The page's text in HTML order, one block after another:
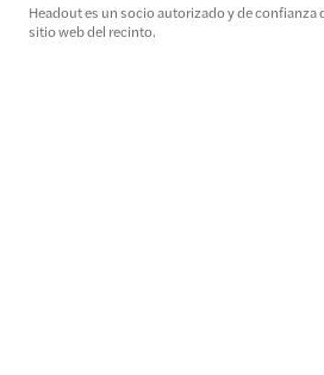
Headout es un socio autorizado y de confianza
sitio web del recinto.